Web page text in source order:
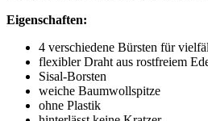
Eigenschaften:
4 verschiedene Bürsten für
flexibler Draht aus rostfreiem
Sisal-Borsten
weiche Baumwollspitze
ohne Plastik